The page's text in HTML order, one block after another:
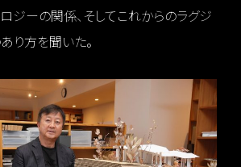
ジーの関係、そしてこれからのラグジ
り方を聞いた。